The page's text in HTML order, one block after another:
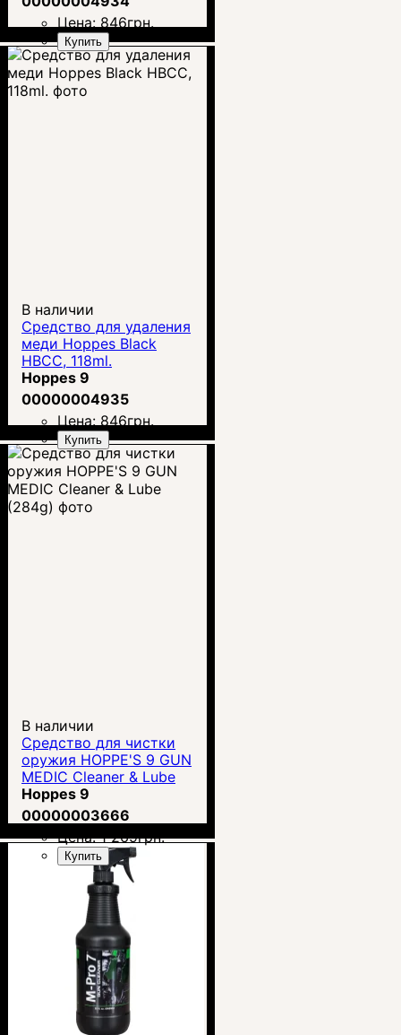
Цена: 846грн.
Купить
В наличии
Средство для удаления
меди Hoppes Black
HBCC, 118ml.
Hoppes 9
00000004935
Цена: 846грн.
Купить
В наличии
Средство для чистки
оружия HOPPE'S 9 GUN
MEDIC Cleaner & Lube
(284g)
Hoppes 9
00000003666
Цена:1 269грн.
Купить